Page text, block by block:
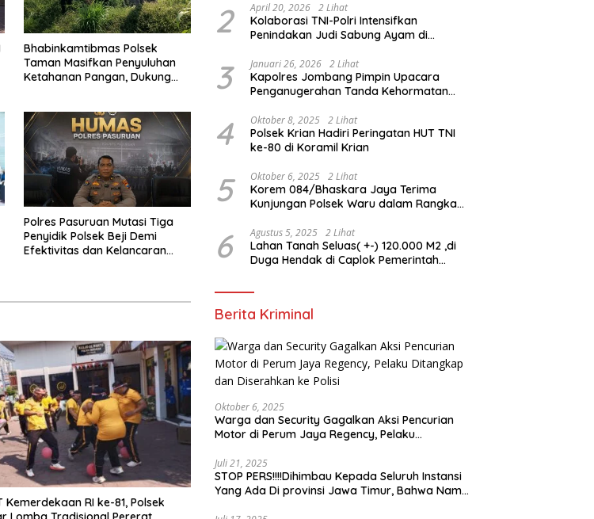
Bhabinkamtibmas Polsek
Taman Masifkan Penyuluhan
Ketahanan Pangan, Dukung
Polres Pasuruan Mutasi Tiga
Penyidik Polsek Beji Demi
Efektivitas dan Kelancaran
Kemerdekaan RI ke-81, Polsek
2 April 20, 2026 2 Lihat
Kolaborasi TNI-Polri Intensifkan
Penindakan Judi Sabung Ayam di
3 Januari 26, 2026 2 Lihat
Kapolres Jombang Pimpin Upacara
Penganugerahan Tanda Kehormatan
Polri
4 Oktober 8, 2025 2 Lihat
Polsek Krian Hadiri Peringatan HUT TNI
ke-80 di Koramil Krian
5 Oktober 6, 2025 2 Lihat
Korem 084/Bhaskara Jaya Terima
Kunjungan Polsek Waru dalam Rangka
6 Agustus 5, 2025 2 Lihat
Lahan Tanah Seluas( +-) 120.000 M2 ,di
Duga Hendak di Caplok Pemerintah
Berita Kriminal
Oktober 6, 2025
Warga dan Security Gagalkan Aksi Pencurian
Motor di Perum Jaya Regency, Pelaku
Juli 21, 2025
STOP PERS!!!!Dihimbau Kepada Seluruh Instansi
Yang Ada Di provinsi Jawa Timur, Bahwa Nama